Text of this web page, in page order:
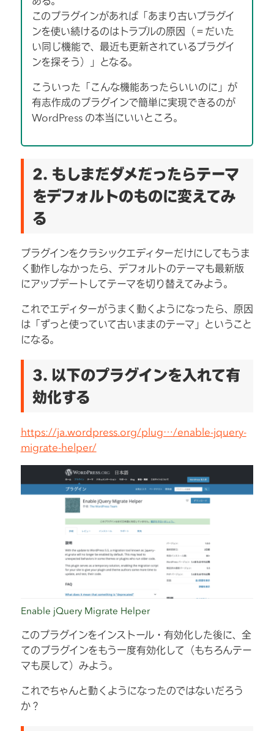
このプラグインがあれば「あまり古いプラグイ
ンを使い続けるのはトラブルの原因（＝だいた
い同じ機能で、最近も更新されているプラグイ
ンを探そう）」となる。
こういった「こんな機能あったらいいのに」が
有志作成のプラグインで簡単に実現できるのが
WordPress の本当にいいところ。
2. もしまだダメだったらテーマ
をデフォルトのものに変えてみ
る
プラグインをクラシックエディターだけにしてもうま
く動作しなかったら、デフォルトのテーマも最新版
にアップデートしてテーマを切り替えてみよう。
これでエディターがうまく動くようになったら、原因
は「ずっと使っていて古いままのテーマ」ということ
になる。
3. 以下のプラグインを入れて有
効化する
https://ja.wordpress.org/plug…/enable-jquery-
migrate-helper/
Enable jQuery Migrate Helper
このプラグインをインストール・有効化した後に、全
てのプラグインをもう一度有効化して（もちろんテー
マも戻して）みよう。
これでちゃんと動くようになったのではないだろう
か？